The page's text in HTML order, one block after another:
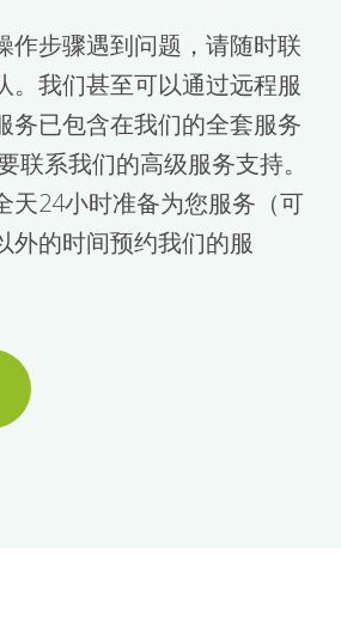
作步骤遇到问题，请随时联
。我们甚至可以通过远程服
务已包含在我们的全套服务
系我们的高级服务支持。
天24小时准备为您服务（可
外的时间预约我们的服